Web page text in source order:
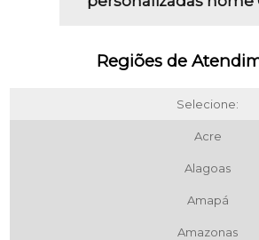
Regiões de
Selecione:
Acre
Alagoas
Amapá
Amazonas